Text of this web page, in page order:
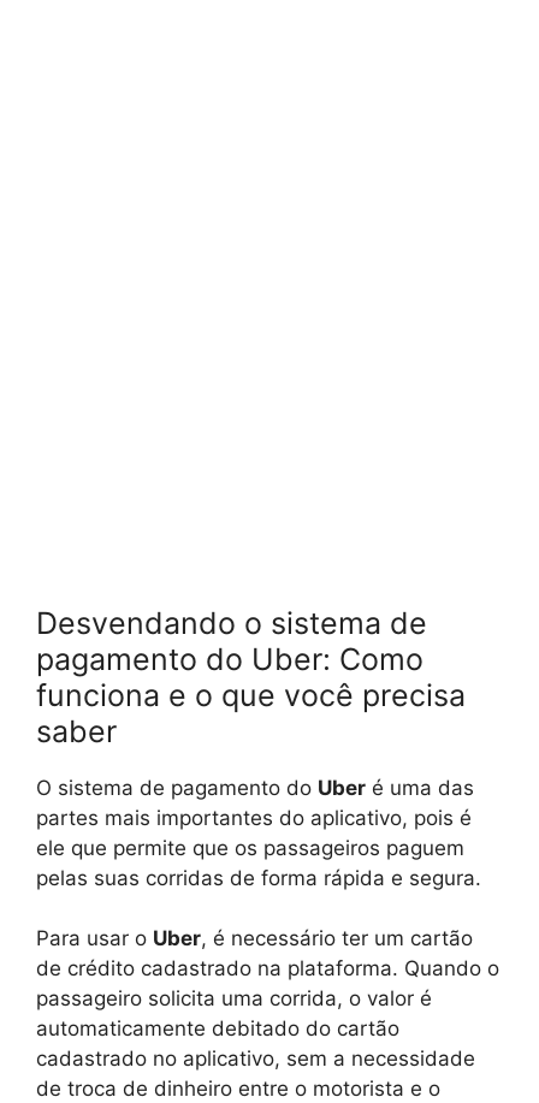
Desvendando o sistema de
pagamento do Uber: Como
funciona e o que você precisa
saber
O sistema de pagamento do Uber é uma das
partes mais importantes do aplicativo, pois é
ele que permite que os passageiros paguem
pelas suas corridas de forma rápida e segura.
Para usar o Uber, é necessário ter um cartão
de crédito cadastrado na plataforma. Quando o
passageiro solicita uma corrida, o valor é
automaticamente debitado do cartão
cadastrado no aplicativo, sem a necessidade
de troca de dinheiro entre o motorista e o